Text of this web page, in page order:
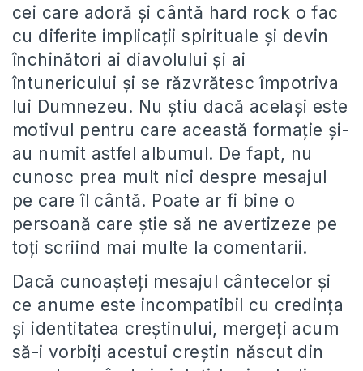
cei care adoră și cântă hard rock o fac
cu diferite implicații spirituale și devin
închinători ai diavolului și ai
întunericului și se răzvrătesc împotriva
lui Dumnezeu. Nu știu dacă același este
motivul pentru care această formație și-
au numit astfel albumul. De fapt, nu
cunosc prea mult nici despre mesajul
pe care îl cântă. Poate ar fi bine o
persoană care știe să ne avertizeze pe
toți scriind mai multe la comentarii.
Dacă cunoașteți mesajul cântecelor și
ce anume este incompatibil cu credința
și identitatea creștinului, mergeți acum
să-i vorbiți acestui creștin născut din